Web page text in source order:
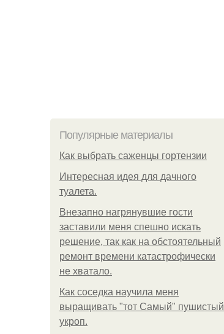
Популярные материалы
Как выбрать саженцы гортензии
Интересная идея для дачного
туалета.
Внезапно нагрянувшие гости
заставили меня спешно искать
решение, так как на обстоятельный
ремонт времени катастрофически
не хватало.
Как соседка научила меня
выращивать "тот Самый" пушистый
укроп.